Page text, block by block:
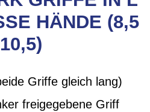
HÄNDE (8,5 -
Griffe gleich lang)
freigegebene Griff